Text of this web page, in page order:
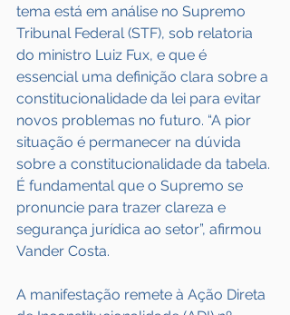
tema está em análise no Supremo
Tribunal Federal (STF), sob relatoria
do ministro Luiz Fux, e que é
essencial uma definição clara sobre a
constitucionalidade da lei para evitar
novos problemas no futuro. “A pior
situação é permanecer na dúvida
sobre a constitucionalidade da tabela.
É fundamental que o Supremo se
pronuncie para trazer clareza e
segurança jurídica ao setor”, afirmou
Vander Costa.
A manifestação remete à Ação Direta